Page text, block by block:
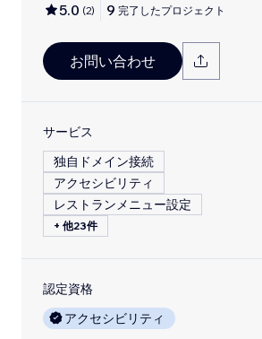
5.0 (2) 9 完了したプロジェクト
お問い合わせ
サービス
独自ドメイン接続
アクセシビリティ
レストランメニュー設定
+ 他23件
認定資格
アクセシビリティ